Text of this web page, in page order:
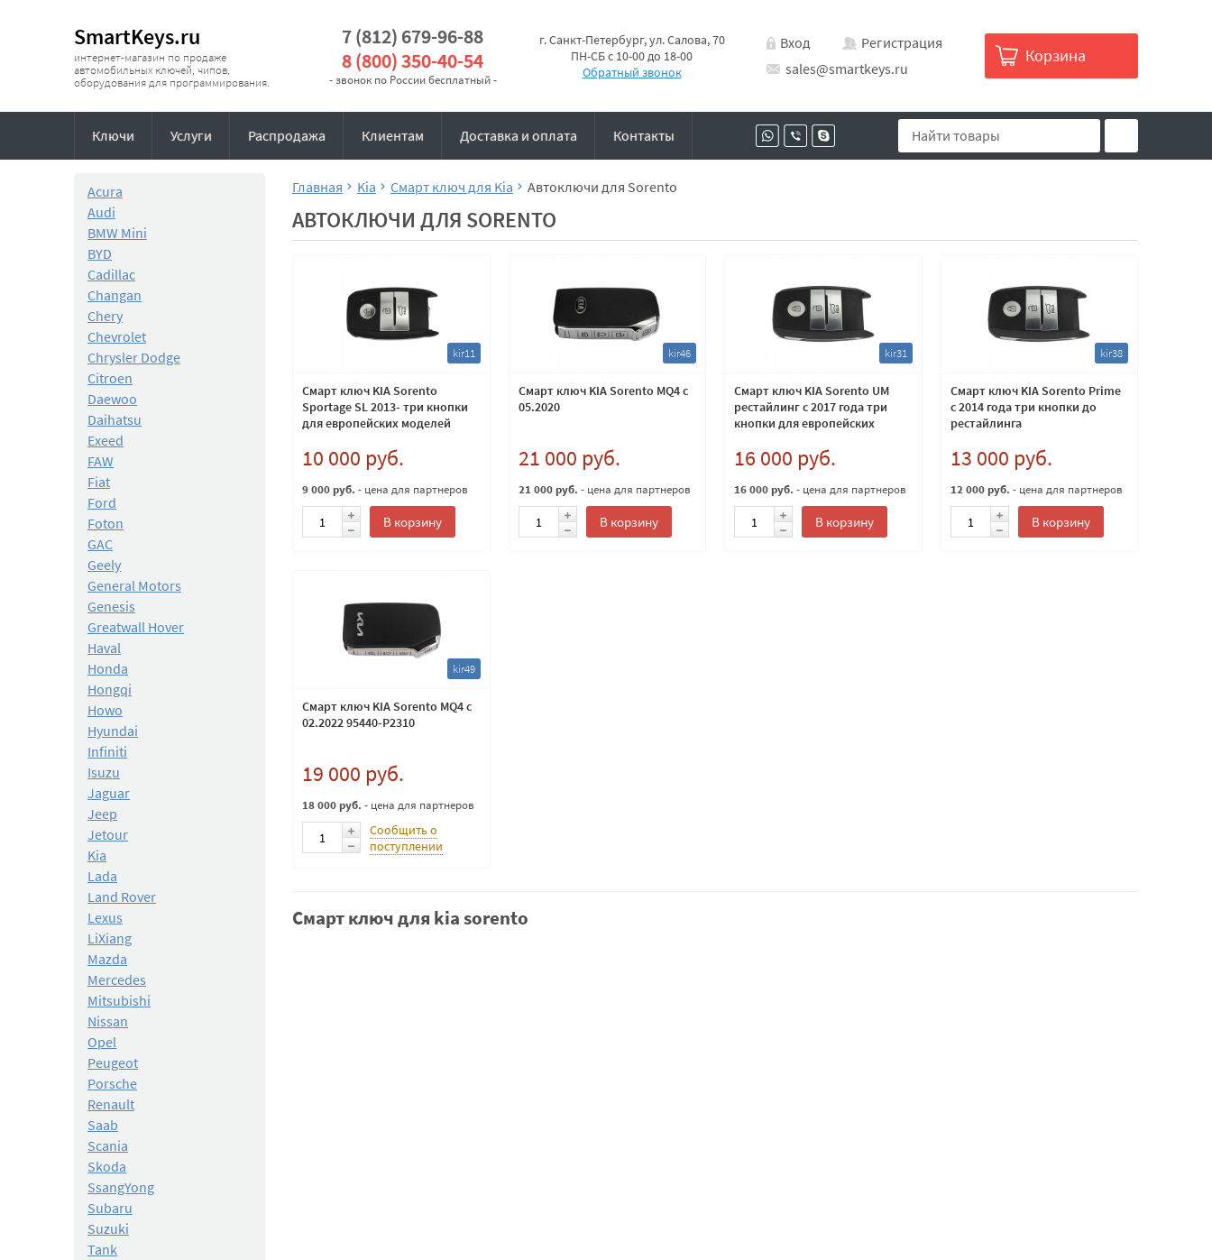
SmartKeys.ru
интернет-магазин по продаже
автомобильных ключей, чипов,
оборудования для программирования.
7 (812) 679-96-88
8 (800) 350-40-54
- звонок по России бесплатный -
г. Санкт-Петербург, ул. Салова, 70
ПН-СБ с 10-00 до 18-00
Обратный звонок
Вход
Регистрация
sales@smartkeys.ru
Корзина
Ключи Услуги Распродажа Клиентам Доставка и оплата Контакты
Acura
Audi
BMW Mini
BYD
Cadillac
Changan
Chery
Chevrolet
Chrysler Dodge
Citroen
Daewoo
Daihatsu
Exeed
FAW
Fiat
Ford
Foton
GAC
Geely
General Motors
Genesis
Greatwall Hover
Haval
Honda
Hongqi
Howo
Hyundai
Infiniti
Isuzu
Jaguar
Jeep
Jetour
Kia
Lada
Land Rover
Lexus
LiXiang
Mazda
Mercedes
Mitsubishi
Nissan
Opel
Peugeot
Porsche
Renault
Saab
Scania
Skoda
SsangYong
Subaru
Suzuki
Tank
Главная Kia Смарт ключ для Kia Автоключи для Sorento
АВТОКЛЮЧИ ДЛЯ SORENTO
kir11
Смарт ключ KIA Sorento
Sportage SL 2013- три кнопки
для европейских моделей
10 000 руб.
9 000 руб. - цена для партнеров
В корзину
kir46
Смарт ключ KIA Sorento MQ4 с
05.2020
21 000 руб.
21 000 руб. - цена для партнеров
В корзину
kir31
Смарт ключ KIA Sorento UM
рестайлинг с 2017 года три
кнопки для европейских
16 000 руб.
16 000 руб. - цена для партнеров
В корзину
kir38
Смарт ключ KIA Sorento Prime
с 2014 года три кнопки до
рестайлинга
13 000 руб.
12 000 руб. - цена для партнеров
В корзину
kir49
Смарт ключ KIA Sorento MQ4 с
02.2022 95440-P2310
19 000 руб.
18 000 руб. - цена для партнеров
Сообщить о
поступлении
Смарт ключ для kia sorento